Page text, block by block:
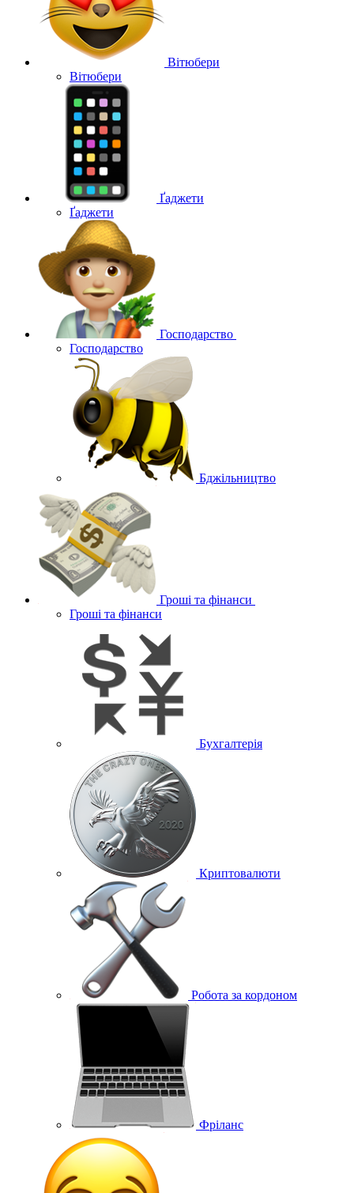
Вітюбери
Вітюбери
Ґаджети
Ґаджети
Господарство
Господарство
Бджільництво
Гроші та фінанси
Гроші та фінанси
Бухгалтерія
Криптовалюти
Робота за кордоном
Фріланс